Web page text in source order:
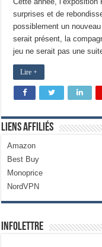
surprises et de
possiblement un
serait présent, la
jeu ne serait pas une
Lire +
Liens Affiliés
Amazon
Best Buy
Monoprice
NordVPN
Infolettre